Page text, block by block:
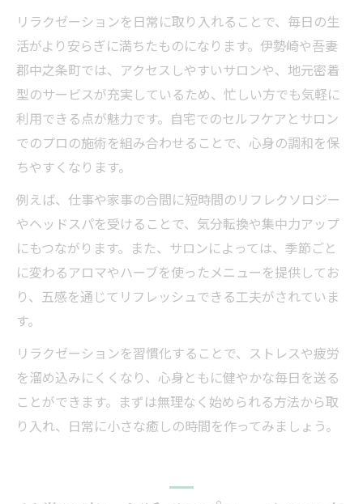
リラクゼーションを日常に取り入れることで、毎日の生
活がより安らぎに満ちたものになります。伊勢崎や吾妻
郡中之条町では、アクセスしやすいサロンや、地元密着
型のサービスが充実しているため、忙しい方でも気軽に
利用できる点が魅力です。自宅でのセルフケアとサロン
でのプロの施術を組み合わせることで、心身の調和を保
ちやすくなります。
例えば、仕事や家事の合間に短時間のリフレクソロジー
やヘッドスパを受けることで、気分転換や集中力アップ
にもつながります。また、サロンによっては、季節ごと
に変わるアロマやハーブを使ったメニューを提供してお
り、五感を通じてリフレッシュできる工夫がされていま
す。
リラクゼーションを習慣化することで、ストレスや疲労
を溜め込みにくくなり、心身ともに健やかな毎日を送る
ことができます。まずは無理なく始められる方法から取
り入れ、日常に小さな癒しの時間を作ってみましょう。